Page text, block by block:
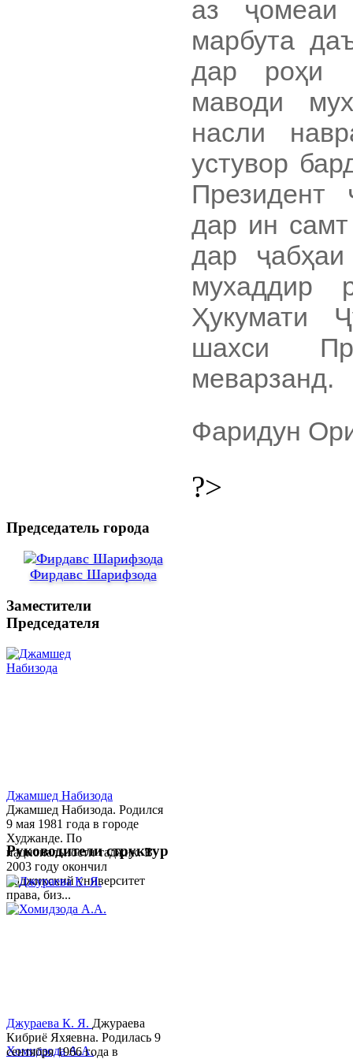
аз ҷомеаи
марбута
дар роҳи
маводи
насли
устувор
Президент
дар ин
дар
мухаддир
Ҳукумати
шахси
меварзанд.
Фаридун
?>
Председатель города
Фирдавс Шарифзода
Заместители
Председателя
Джамшед Набизода
Джамшед Набизода. Родился
9 мая 1981 года в городе
Худжанде. По
национальности таджик. В
2003 году окончил
Таджикский университет
права, биз...
Хомидзода А.А.
Руководители структур
Джураева К. Я. Джураева
Кибриё Яхяевна. Родилась 9
сентября 1966 года в